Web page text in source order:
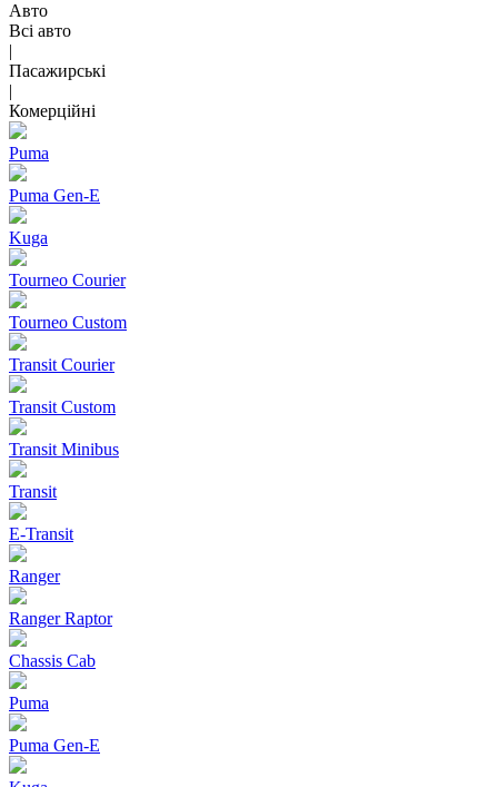
Авто
Всі авто
|
Пасажирські
|
Комерційні
Puma
Puma Gen‑E
Kuga
Tourneo Courier
Tourneo Custom
Transit Courier
Transit Custom
Transit Minibus
Transit
E-Transit
Ranger
Ranger Raptor
Chassis Cab
Puma
Puma Gen‑E